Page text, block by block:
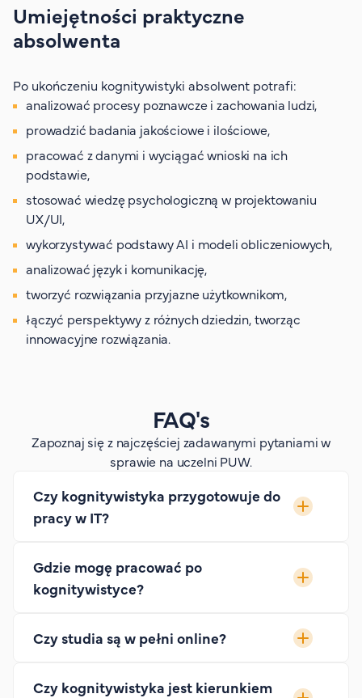
Umiejętności praktyczne
absolwenta
Po ukończeniu kognitywistyki absolwent potrafi:
analizować procesy poznawcze i zachowania ludzi,
prowadzić badania jakościowe i ilościowe,
pracować z danymi i wyciągać wnioski na ich
podstawie,
stosować wiedzę psychologiczną w projektowaniu
UX/UI,
wykorzystywać podstawy AI i modeli obliczeniowych,
analizować język i komunikację,
tworzyć rozwiązania przyjazne użytkownikom,
łączyć perspektywy z różnych dziedzin, tworząc
innowacyjne rozwiązania.
FAQ's
Zapoznaj się z najczęściej zadawanymi pytaniami w
sprawie na uczelni PUW.
Czy kognitywistyka przygotowuje do
pracy w IT?
Gdzie mogę pracować po
kognitywistyce?
Czy studia są w pełni online?
Czy kognitywistyka jest kierunkiem